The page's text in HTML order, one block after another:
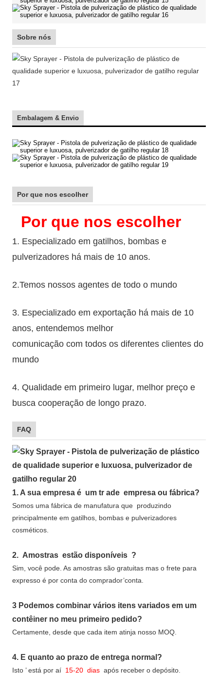
Sobre nós
Embalagem & Envio
Por que nos escolher
Por que nos escolher
1. Especializado em gatilhos, bombas e
pulverizadores há mais de 10 anos.
2.Temos nossos agentes de todo o mundo
3. Especializado em exportação há mais de 10
anos, entendemos melhor
comunicação com todos os diferentes clientes do
mundo
4. Qualidade em primeiro lugar, melhor preço e
busca cooperação de longo prazo.
FAQ
1. A sua empresa é um tr ade empresa ou fábrica?
Somos uma fábrica de manufatura que produzindo
principalmente em gatilhos, bombas e pulverizadores
cosméticos.
2. Amostras estão disponíveis ?
Sim, você pode. As amostras são gratuitas mas o frete para
expresso é por conta do comprador’conta.
3 Podemos combinar vários itens variados em um
contêiner no meu primeiro pedido?
Certamente, desde que cada item atinja nosso MOQ.
4. E quanto ao prazo de entrega normal?
Isto ’está por aí 15-20 dias após receber o depósito.